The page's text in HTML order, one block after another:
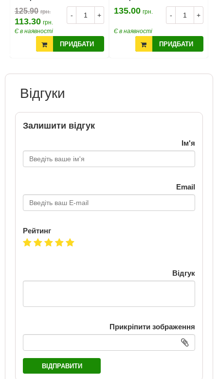
- +
125.90 грн.
113.30 грн.
Є в наявності
ПРИДБАТИ
- +
135.00 грн.
Є в наявності
ПРИДБАТИ
Відгуки
Залишити відгук
Ім'я
Email
Рейтинг
Відгук
Прикріпити зображення
ВІДПРАВИТИ